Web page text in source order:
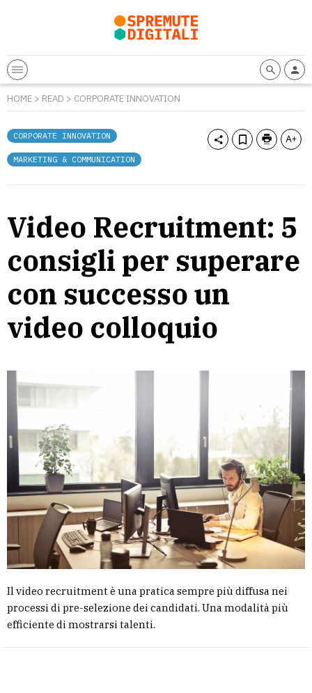
HOME > READ > CORPORATE INNOVATION
CORPORATE INNOVATION
MARKETING & COMMUNICATION
Video Recruitment: 5
consigli per superare
con successo un
video colloquio
Il video recruitment è una pratica sempre più diffusa nei
processi di pre-selezione dei candidati. Una modalità più
efficiente di mostrarsi talenti.